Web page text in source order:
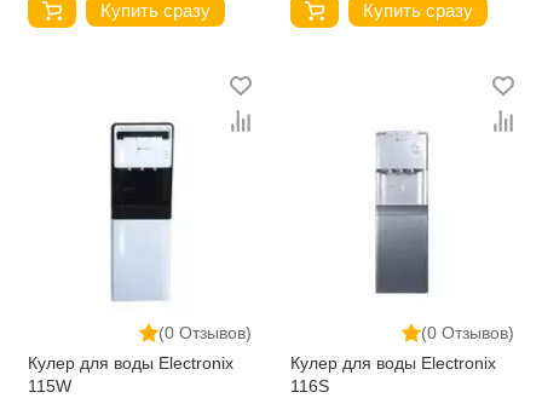
Купить сразу Купить сразу
(0 Отзывов)
Кулер для воды Electronix
115W
(0 Отзывов)
Кулер для воды Electronix
116S